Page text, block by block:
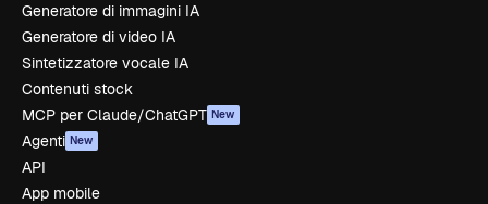
Generatore di immagini IA
Generatore di video IA
Sintetizzatore vocale IA
Contenuti stock
MCP per Claude/ChatGPT New
Agenti New
API
App mobile